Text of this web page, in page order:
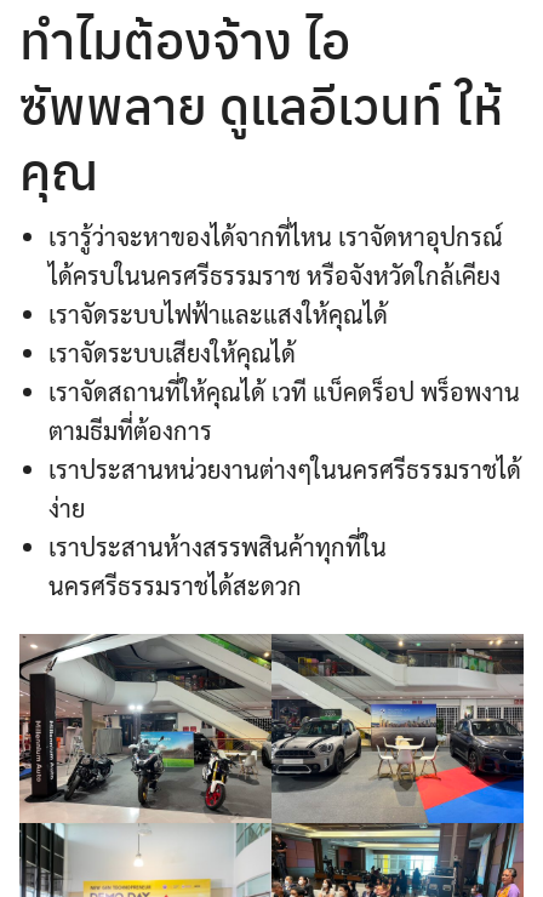
ทำไมต้องจ้าง ไอ
ซัพพลาย ดูแลอีเวนท์ ให้
คุณ
เรารู้ว่าจะหาของได้จากที่ไหน เราจัดหาอุปกรณ์
ได้ครบในนครศรีธรรมราช หรือจังหวัดใกล้เคียง
เราจัดระบบไฟฟ้าและแสงให้คุณได้
เราจัดระบบเสียงให้คุณได้
เราจัดสถานที่ให้คุณได้ เวที แบ็คดร็อป พร็อพงาน
ตามธีมที่ต้องการ
เราประสานหน่วยงานต่างๆในนครศรีธรรมราชได้
ง่าย
เราประสานห้างสรรพสินค้าทุกที่ใน
นครศรีธรรมราชได้สะดวก